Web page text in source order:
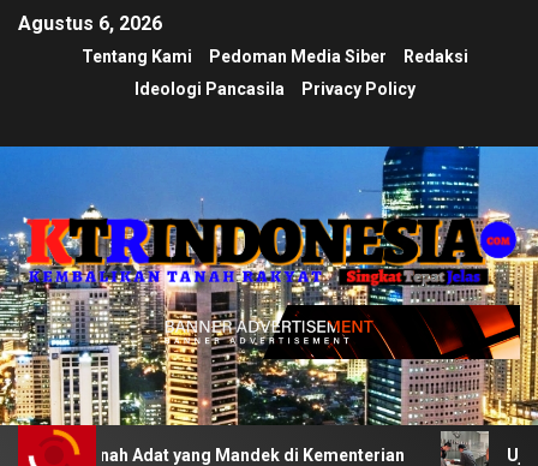
Agustus 6, 2026
Tentang Kami Pedoman Media Siber
Redaksi
Ideologi Pancasila
Privacy Policy
Adat yang Mandek di Kementerian Ujian